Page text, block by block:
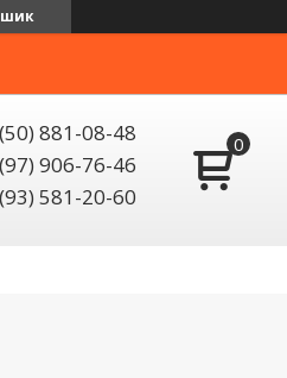
881-08-48
906-76-46
581-20-60